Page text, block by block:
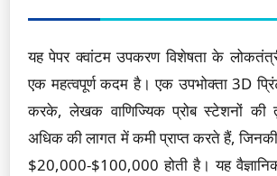
यह पेपर क्वांटम उपकरण विशेषता के
एक महत्वपूर्ण कदम है। एक उपभोक्ता 3D
करके, लेखक वाणिज्यिक प्रोब स्टेशनों
अधिक की लागत में कमी प्राप्त करते हैं,
$20,000-$100,000 होती है। यह